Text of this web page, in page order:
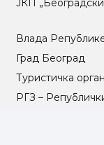
ЈКП
Влада
Град Београд
Туристичка
РГЗ –